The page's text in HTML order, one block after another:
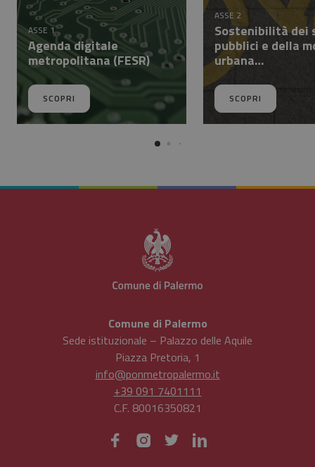
ASSE 1
Agenda digitale
metropolitana (FESR)
SCOPRI
ASSE 2
Sostenibilità dei
pubblici e della
urbana…
SCOPRI
Comune di Palermo
Sede istituzionale – Palazzo delle Aquile
Piazza Pretoria, 1
info@ponmetropalermo.it
+39 091 7401111
C.F. 80016350821